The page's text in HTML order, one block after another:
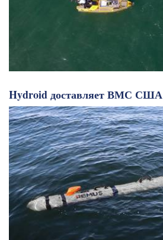
Hydroid доставляет ВМС США